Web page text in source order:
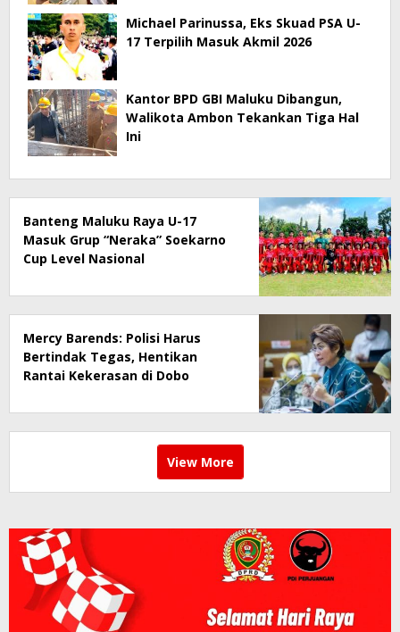
Michael Parinussa, Eks Skuad PSA U-
17 Terpilih Masuk Akmil 2026
Kantor BPD GBI Maluku Dibangun,
Walikota Ambon Tekankan Tiga Hal
Ini
Banteng Maluku Raya U-17
Masuk Grup “Neraka” Soekarno
Cup Level Nasional
Mercy Barends: Polisi Harus
Bertindak Tegas, Hentikan
Rantai Kekerasan di Dobo
View More